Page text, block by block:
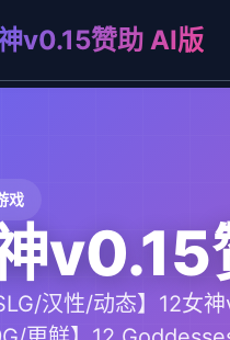
v0.15赞助 AI版
戏
v0.15
汉性/动态】12女